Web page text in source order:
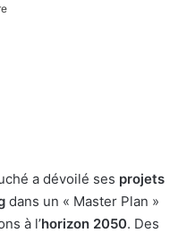
a dévoilé ses projets
dans un « Master Plan »
à l’horizon 2050. Des